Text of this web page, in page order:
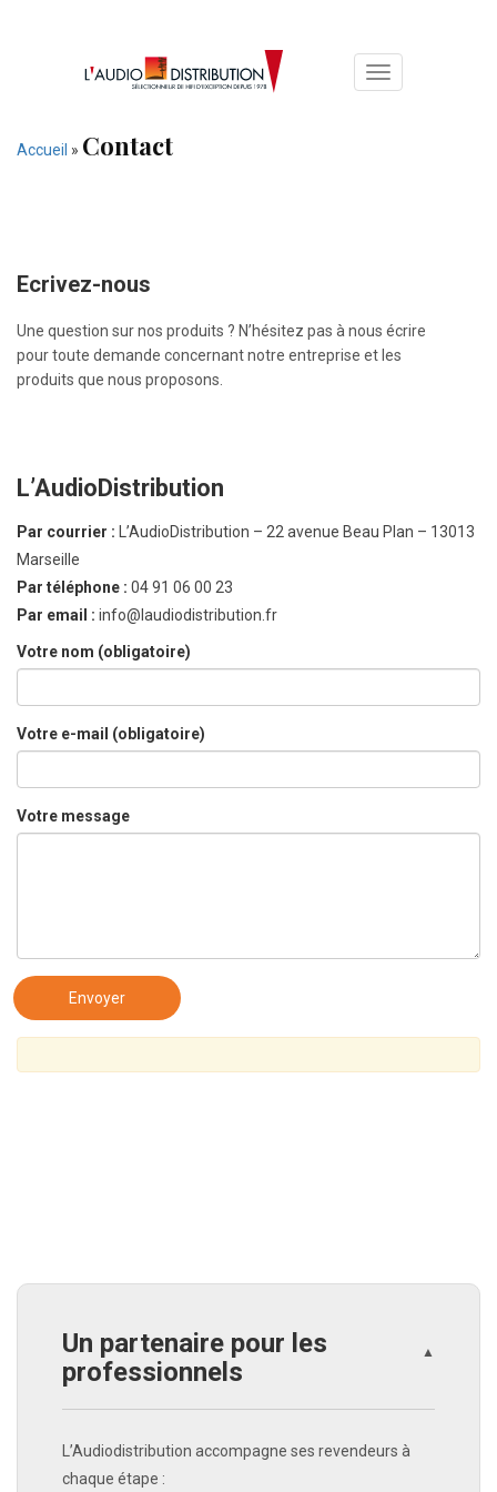
Toggle
navigation
Accueil » Contact
Ecrivez-nous
Une question sur nos produits ? N’hésitez pas à nous écrire
pour toute demande concernant notre entreprise et les
produits que nous proposons.
L’AudioDistribution
Par courrier : L’AudioDistribution – 22 avenue Beau Plan – 13013
Marseille
Par téléphone : 04 91 06 00 23
Par email : info@laudiodistribution.fr
Votre nom (obligatoire)
Votre e-mail (obligatoire)
Votre message
Un partenaire pour les
professionnels
▲
L’Audiodistribution accompagne ses revendeurs à
chaque étape :